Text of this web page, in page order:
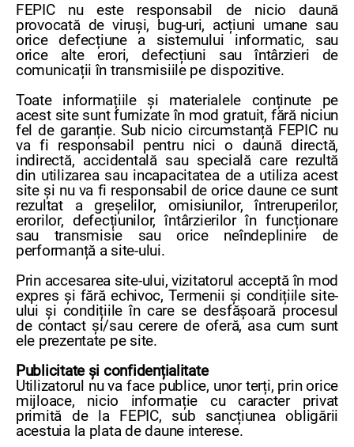
FEPIC nu este responsabil de nicio daună
provocată de viruși, bug-uri, acțiuni umane sau
orice defecțiune a sistemului informatic, sau
orice alte erori, defecțiuni sau întârzieri de
comunicații în transmisiile pe dispozitive.
Toate informațiile și materialele conținute pe
acest site sunt furnizate în mod gratuit, fără niciun
fel de garanție. Sub nicio circumstanță FEPIC nu
va fi responsabil pentru nici o daună directă,
indirectă, accidentală sau specială care rezultă
din utilizarea sau incapacitatea de a utiliza acest
site și nu va fi responsabil de orice daune ce sunt
rezultat a greșelilor, omisiunilor, întreruperilor,
erorilor, defecțiunilor, întârzierilor în funcționare
sau transmisie sau orice neîndeplinire de
performanță a site-ului.
Prin accesarea site-ului, vizitatorul acceptă în mod
expres și fără echivoc, Termenii și condițiile site-
ului și condițiile în care se desfășoară procesul
de contact și/sau cerere de oferă, asa cum sunt
ele prezentate pe site.
Publicitate și confidențialitate
Utilizatorul nu va face publice, unor terți, prin orice
mijloace, nicio informație cu caracter privat
primită de la FEPIC, sub sancțiunea obligării
acestuia la plata de daune interese.